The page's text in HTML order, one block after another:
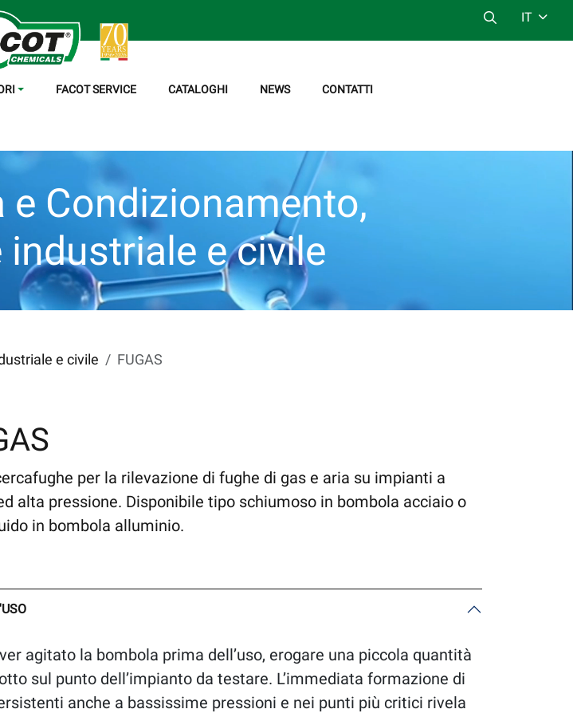
IT
FACOT SERVICE CATALOGHI NEWS CONTATTI
Condizionamento,
e civile
e civile FUGAS
per la rilevazione di fughe di gas e aria su impianti a
alta pressione. Disponibile tipo schiumoso in bombola acciaio o
in bombola alluminio.
agitato la bombola prima dell’uso, erogare una piccola quantità
sul punto dell’impianto da testare. L’immediata formazione di
anche a bassissime pressioni e nei punti più critici rivela